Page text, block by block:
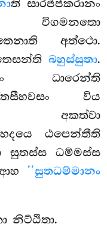
ති සාරජ්ජකරානං
විගමනතො
අත්ථො.
බහුස්සුතා.
ධාරෙන්ති
විය
ඨපෙන්තීති
සුතස්ස ධම්මස්ස
‘‘සුතධම්මානං
නිට්ඨිතා.